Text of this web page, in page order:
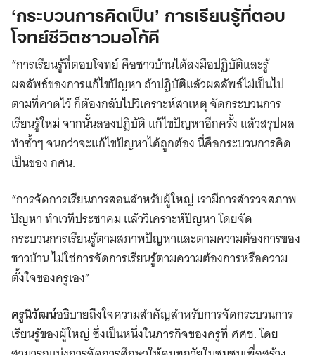
‘กระบวนการคิดเป็น’ การเรียนรู้ที่ตอบ
โจทย์ชีวิตชาวมอโก้คี
“การเรียนรู้ที่ตอบโจทย์ คือชาวบ้านได้ลงมือปฏิบัติและรู้
ผลลัพธ์ของการแก้ไขปัญหา ถ้าปฏิบัติแล้วผลลัพธ์ไม่เป็นไป
ตามที่คาดไว้ ก็ต้องกลับไปวิเคราะห์สาเหตุ จัดกระบวนการ
เรียนรู้ใหม่ จากนั้นลองปฏิบัติ แก้ไขปัญหาอีกครั้ง แล้วสรุปผล
ทำซ้ำๆ จนกว่าจะแก้ไขปัญหาได้ถูกต้อง นี่คือกระบวนการคิด
เป็นของ กศน.
“การจัดการเรียนการสอนสำหรับผู้ใหญ่ เรามีการสำรวจสภาพ
ปัญหา ทำเวทีประชาคม แล้ววิเคราะห์ปัญหา โดยจัด
กระบวนการเรียนรู้ตามสภาพปัญหาและตามความต้องการของ
ชาวบ้าน ไม่ใช่การจัดการเรียนรู้ตามความต้องการหรือความ
ตั้งใจของครูเอง”
ครูนิวัฒน์อธิบายถึงใจความสำคัญสำหรับการจัดกระบวนการ
เรียนรู้ของผู้ใหญ่ ซึ่งเป็นหนึ่งในภารกิจของครูที่ ศศช. โดย